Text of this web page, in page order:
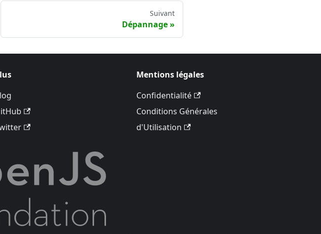
Suivant
Dépannage
Mentions légales
Confidentialité
Conditions Générales
d'Utilisation